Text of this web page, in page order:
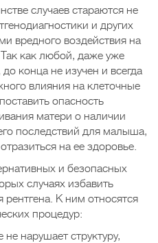
случаев стараются не
и других
вредного воздействия на
как любой, даже уже
конца не изучен и всегда
влияния на клеточные
опасность
матери о наличии
последствий для малыша,
на ее здоровье.
и безопасных
случаях избавить
К ним относятся
процедур:
нарушает структуру,